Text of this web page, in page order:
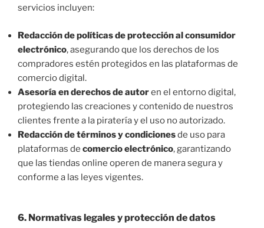
servicios incluyen:
Redacción de políticas de protección al consumidor
electrónico, asegurando que los derechos de los
compradores estén protegidos en las plataformas de
comercio digital.
Asesoría en derechos de autoren el entorno digital,
protegiendo las creaciones y contenido de nuestros
clientes frente a la piratería y el uso no autorizado.
Redacción de términos y condicionesde uso para
plataformas de comercio electrónico, garantizando
que las tiendas online operen de manera segura y
conforme a las leyes vigentes.
6. Normativas legales y protección de datos